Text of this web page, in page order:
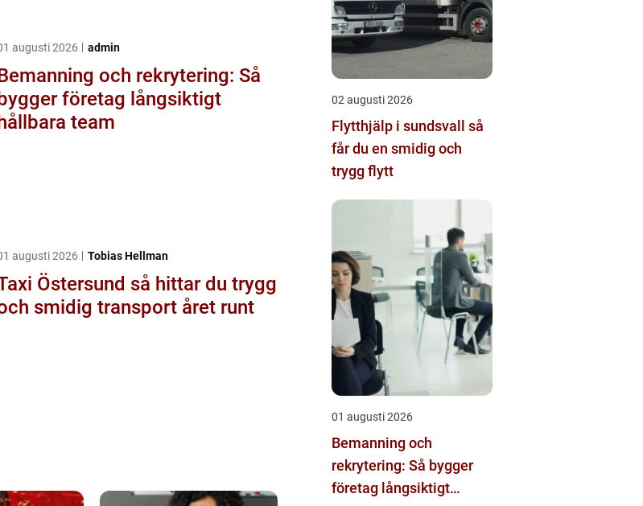
augusti 2026 admin
och rekrytering: Så
bygger företag långsiktigt
hållbara team
augusti 2026 Tobias Hellman
Östersund så hittar du trygg
smidig transport året runt
02 augusti 2026
Flytthjälp i sundsvall så
får du en smidig och
trygg flytt
01 augusti 2026
Bemanning och
rekrytering: Så bygger
företag långsiktigt